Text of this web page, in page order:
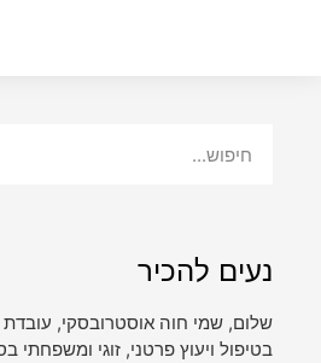
נעים להכיר
שלום, שמי חוה אוסטרובסקי,
בטיפול ויעוץ פרטני, זוגי ומשפחתי